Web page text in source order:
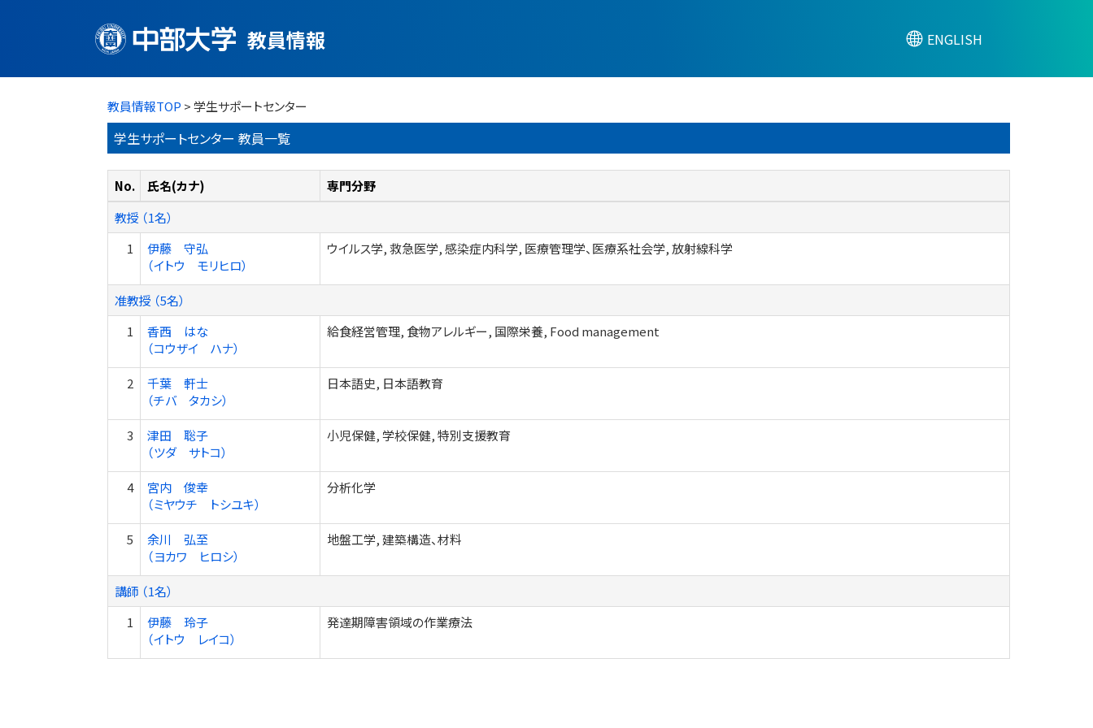
教員情報 ENGLISH
教員情報TOP > 学生サポートセンター
学生サポートセンター 教員一覧
No. 氏名(カナ)
専門分野
教授 （1名）
1
伊藤 守弘
（イトウ モリヒロ）
ウイルス学, 救急医学, 感染症内科学, 医療管理学、医療系社会学, 放射線科学
准教授 （5名）
1
香西 はな
（コウザイ ハナ）
給食経営管理, 食物アレルギー, 国際栄養, Food management
2
千葉 軒士
（チバ タカシ）
日本語史, 日本語教育
3
津田 聡子
（ツダ サトコ）
小児保健, 学校保健, 特別支援教育
4
宮内 俊幸
（ミヤウチ トシユキ）
分析化学
5
余川 弘至
（ヨカワ ヒロシ）
地盤工学, 建築構造、材料
講師 （1名）
1
伊藤 玲子
（イトウ レイコ）
発達期障害領域の作業療法